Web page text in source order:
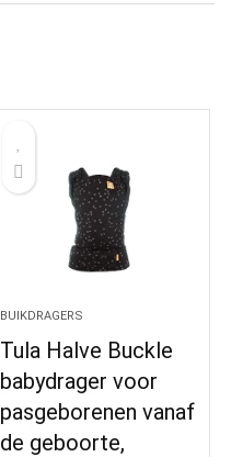
BUIKDRAGERS
Tula Halve Buckle
babydrager voor
pasgeborenen vanaf
de geboorte,